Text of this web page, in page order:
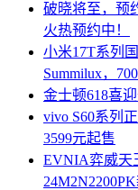
破晓将至，预
火热预约中！
小米17T系列
Summilux，
金士顿618喜
vivo S60系列
3599元起售
EVNIA弈威天